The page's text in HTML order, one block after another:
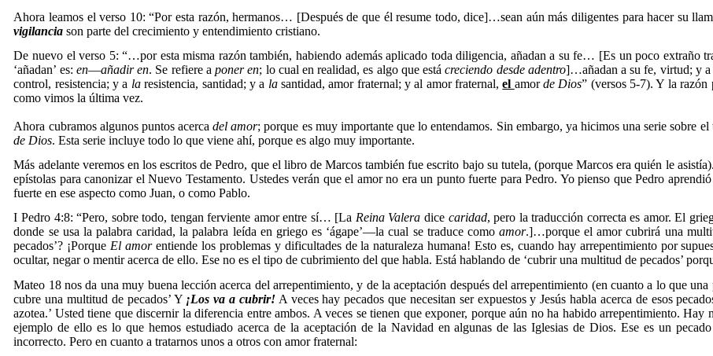
Ahora leamos el verso 10: “Por esta razón, hermanos… [Después de que él resume todo, dice]…sean aún más diligentes para hacer su
vigilancia son parte del crecimiento y entendimiento cristiano.
De nuevo el verso 5: “…por esta misma razón también, habiendo además aplicado toda diligencia, añadan a su fe… [Es un poco extraño
‘añadan’ es: en—añadir en. Se refiere aponer en; lo cual en realidad, es algo que estácreciendo desde adentro]…añadan a su fe, virtud; y a
control, resistencia; y a laresistencia, santidad; y a la santidad, amor fraternal; y al amor fraternal,el amorde Dios” (versos 5-7). Y la razón
como vimos la última vez.
Ahora cubramos algunos puntos acercadel amor; porque es muy importante que lo entendamos. Sin embargo, ya hicimos una serie sobre el
de Dios. Esta serie incluye todo lo que viene ahí, porque es algo muy importante.
Más adelante veremos en los escritos de Pedro, que el libro de Marcos también fue escrito bajo su tutela, (porque Marcos era quién le
epístolas para canonizar el Nuevo Testamento. Ustedes verán que el amor no era un punto fuerte para Pedro. Yo pienso que Pedro
fuerte en ese aspecto como Juan, o como Pablo.
I Pedro 4:8: “Pero, sobre todo, tengan ferviente amor entre sí… [La Reina Valera dice caridad, pero la traducción correcta es amor. El
donde se usa la palabra caridad, la palabra leída en griego es ‘ágape’—la cual se traduce como amor.]…porque el amor cubrirá una
pecados’? ¡Porque El amorentiende los problemas y dificultades de la naturaleza humana! Esto es, cuando hay arrepentimiento por
ocultar, negar o mentir acerca de ello. Ese no es el tipo de cubrimiento del que habla. Está hablando de ‘cubrir una multitud de pecados’
Mateo 18 nos da una muy buena lección acerca del arrepentimiento, y de la aceptación después del arrepentimiento (en cuanto a lo que
cubre una multitud de pecados’ Y ¡Los va a cubrir!A veces hay pecados que necesitan ser expuestos y Jesús habla acerca de esos
azotea.’ Usted tiene que discernir la diferencia entre ambos. A veces se tienen que exponer, porque aún no ha habido arrepentimiento. Hay
ejemplo de ello es lo que hemos estudiado acerca de la aceptación de la Navidad en algunas de las Iglesias de Dios. Ese es un
incorrecto. Pero en cuanto a tratarnos unos a otros con amor fraternal: